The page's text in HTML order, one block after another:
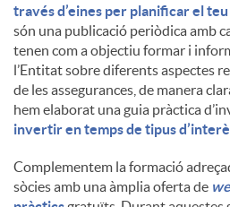
través d’eines per planificar el
són una publicació periòdica amb
tenen com a objectiu formar i
l’Entitat sobre diferents aspectes
de les assegurances, de manera
hem elaborat una guia pràctica
invertir en temps de tipus
Complementem la formació
sòcies amb una àmplia oferta de